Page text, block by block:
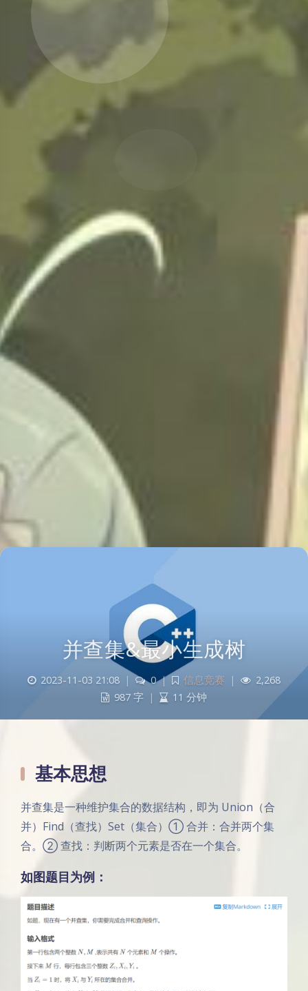
并查集&最小生成树
2023-11-03 21:08 | 0 | 信息竞赛 |
2,268
987 字 | 11 分钟
基本思想
并查集是一种维护集合的数据结构，即为 Union（合
并）Find（查找）Set（集合）① 合并：合并两个集
合。② 查找：判断两个元素是否在一个集合。
如图题目为例：